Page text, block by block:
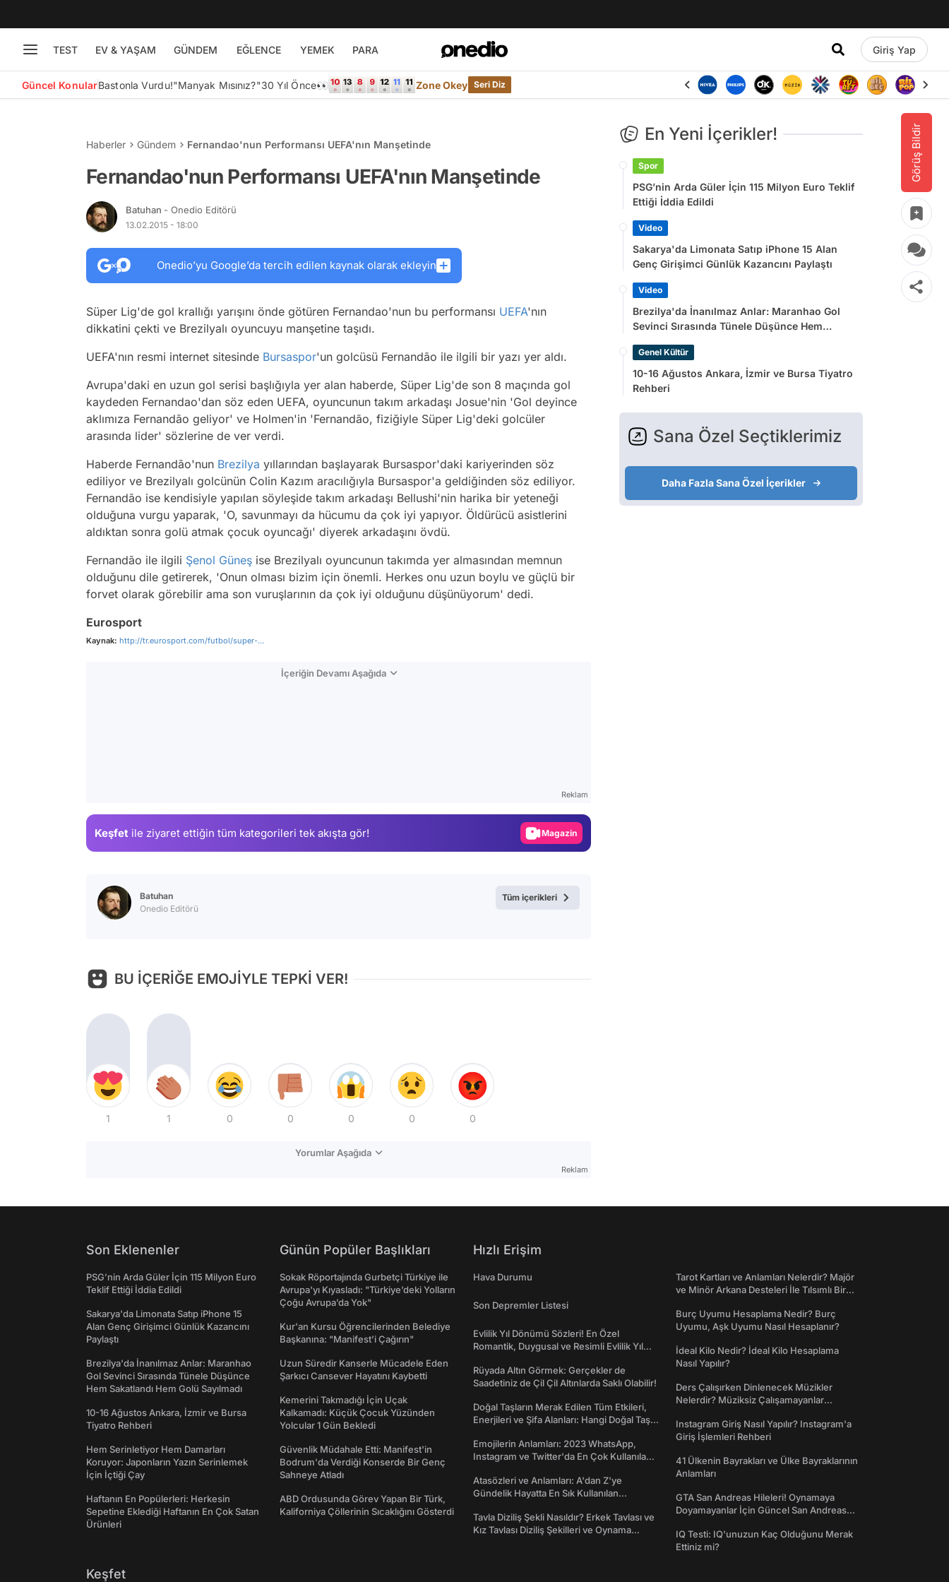
TEST EV & YAŞAM GÜNDEM EĞLENCE YEMEK PARA Giriş Yap
Güncel KonularBastonla Vurdu!"Manyak Mısınız?"30 Yıl Önce👀 Zone Okey Seri Diz
Görüş Bildir
Haberler Gündem Fernandao'nun Performansı UEFA'nın Manşetinde
Fernandao'nun Performansı UEFA'nın Manşetinde
Batuhan - Onedio Editörü
13.02.2015 - 18:00
Onedio’yu Google’da tercih edilen kaynak olarak ekleyin
Süper Lig'de gol krallığı yarışını önde götüren Fernandao'nun bu performansı UEFA'nın
dikkatini çekti ve Brezilyalı oyuncuyu manşetine taşıdı.
UEFA'nın resmi internet sitesinde Bursaspor'un golcüsü Fernandão ile ilgili bir yazı yer aldı.
Avrupa'daki en uzun gol serisi başlığıyla yer alan haberde, Süper Lig'de son 8 maçında gol
kaydeden Fernandao'dan söz eden UEFA, oyuncunun takım arkadaşı Josue'nin 'Gol deyince
aklımıza Fernandão geliyor' ve Holmen'in 'Fernandão, fiziğiyle Süper Lig'deki golcüler
arasında lider' sözlerine de ver verdi.
Haberde Fernandão'nun Brezilya yıllarından başlayarak Bursaspor'daki kariyerinden söz
ediliyor ve Brezilyalı golcünün Colin Kazım aracılığıyla Bursaspor'a geldiğinden söz ediliyor.
Fernandão ise kendisiyle yapılan söyleşide takım arkadaşı Bellushi'nin harika bir yeteneği
olduğuna vurgu yaparak, 'O, savunmayı da hücumu da çok iyi yapıyor. Öldürücü asistlerini
aldıktan sonra golü atmak çocuk oyuncağı' diyerek arkadaşını övdü.
Fernandão ile ilgili Şenol Güneş ise Brezilyalı oyuncunun takımda yer almasından memnun
olduğunu dile getirerek, 'Onun olması bizim için önemli. Herkes onu uzun boylu ve güçlü bir
forvet olarak görebilir ama son vuruşlarının da çok iyi olduğunu düşünüyorum' dedi.
Eurosport
Kaynak: http://tr.eurosport.com/futbol/super-...
İçeriğin Devamı Aşağıda
Reklam
Keşfet ile ziyaret ettiğin tüm kategorileri tek akışta gör! Magazin
Batuhan
Onedio Editörü
Tüm içerikleri
BU İÇERİĞE EMOJİYLE TEPKİ VER!
1 1 0 0 0 0 0
Yorumlar Aşağıda
Reklam
En Yeni İçerikler!
Spor
PSG’nin Arda Güler İçin 115 Milyon Euro Teklif
Ettiği İddia Edildi
Video
Sakarya'da Limonata Satıp iPhone 15 Alan
Genç Girişimci Günlük Kazancını Paylaştı
Video
Brezilya'da İnanılmaz Anlar: Maranhao Gol
Sevinci Sırasında Tünele Düşünce Hem
Genel Kültür
10-16 Ağustos Ankara, İzmir ve Bursa Tiyatro
Rehberi
Sana Özel Seçtiklerimiz
Daha Fazla Sana Özel İçerikler
Son Eklenenler
PSG’nin Arda Güler İçin 115 Milyon Euro
Teklif Ettiği İddia Edildi
Sakarya'da Limonata Satıp iPhone 15
Alan Genç Girişimci Günlük Kazancını
Paylaştı
Brezilya'da İnanılmaz Anlar: Maranhao
Gol Sevinci Sırasında Tünele Düşünce
Hem Sakatlandı Hem Golü Sayılmadı
10-16 Ağustos Ankara, İzmir ve Bursa
Tiyatro Rehberi
Hem Serinletiyor Hem Damarları
Koruyor: Japonların Yazın Serinlemek
İçin İçtiği Çay
Haftanın En Popülerleri: Herkesin
Sepetine Eklediği Haftanın En Çok Satan
Ürünleri
Günün Popüler Başlıkları
Sokak Röportajında Gurbetçi Türkiye ile
Avrupa'yı Kıyasladı: "Türkiye’deki Yolların
Çoğu Avrupa’da Yok"
Kur'an Kursu Öğrencilerinden Belediye
Başkanına: "Manifest’i Çağırın"
Uzun Süredir Kanserle Mücadele Eden
Şarkıcı Cansever Hayatını Kaybetti
Kemerini Takmadığı İçin Uçak
Kalkamadı: Küçük Çocuk Yüzünden
Yolcular 1 Gün Bekledi
Güvenlik Müdahale Etti: Manifest'in
Bodrum'da Verdiği Konserde Bir Genç
Sahneye Atladı
ABD Ordusunda Görev Yapan Bir Türk,
Kaliforniya Çöllerinin Sıcaklığını Gösterdi
Hızlı Erişim
Hava Durumu
Son Depremler Listesi
Evlilik Yıl Dönümü Sözleri! En Özel
Romantik, Duygusal ve Resimli Evlilik Yıl
Rüyada Altın Görmek: Gerçekler de
Saadetiniz de Çil Çil Altınlarda Saklı Olabilir!
Doğal Taşların Merak Edilen Tüm Etkileri,
Enerjileri ve Şifa Alanları: Hangi Doğal Taş
Emojilerin Anlamları: 2023 WhatsApp,
Instagram ve Twitter'da En Çok Kullanılan
Atasözleri ve Anlamları: A'dan Z'ye
Gündelik Hayatta En Sık Kullanılan
Tavla Diziliş Şekli Nasıldır? Erkek Tavlası ve
Kız Tavlası Diziliş Şekilleri ve Oynama
Tarot Kartları ve Anlamları Nelerdir? Majör
ve Minör Arkana Desteleri İle Tılsımlı Bir
Burç Uyumu Hesaplama Nedir? Burç
Uyumu, Aşk Uyumu Nasıl Hesaplanır?
İdeal Kilo Nedir? İdeal Kilo Hesaplama
Nasıl Yapılır?
Ders Çalışırken Dinlenecek Müzikler
Nelerdir? Müziksiz Çalışamayanlar
Instagram Giriş Nasıl Yapılır? Instagram'a
Giriş İşlemleri Rehberi
41 Ülkenin Bayrakları ve Ülke Bayraklarının
Anlamları
GTA San Andreas Hileleri! Oynamaya
Doyamayanlar İçin Güncel San Andreas
IQ Testi: IQ'unuzun Kaç Olduğunu Merak
Ettiniz mi?
Keşfet